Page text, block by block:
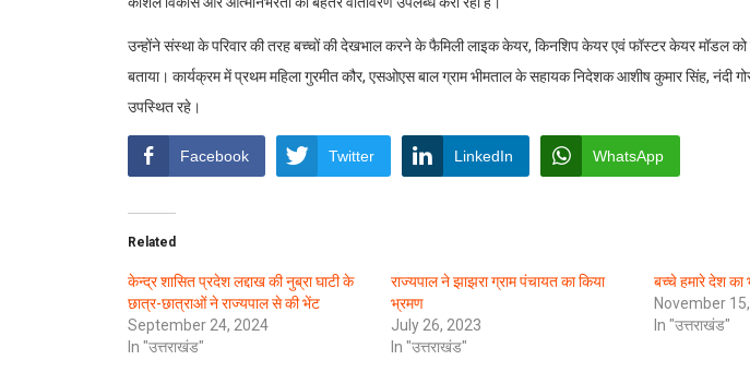
उन्होंने संस्था के परिवार की तरह बच्चों की देखभाल करने के फैमिली लाइक केयर, किनशिप केयर एवं फॉस्टर केयर मॉडल
बताया। कार्यक्रम में प्रथम महिला गुरमीत कौर, एसओएस बाल ग्राम भीमताल के सहायक निदेशक आशीष कुमार सिंह, नंदी
उपस्थित रहे।
Facebook Twitter LinkedIn WhatsApp
Related
केन्द्र शासित प्रदेश लद्दाख की नुब्रा घाटी के
छात्र-छात्राओं ने राज्यपाल से की भेंट
September 24, 2024
In "उत्तराखंड"
राज्यपाल ने झाझरा ग्राम पंचायत का किया
भ्रमण
July 26, 2023
In "उत्तराखंड"
बच्चे हमारे देश का
November
In "उत्तराखंड"